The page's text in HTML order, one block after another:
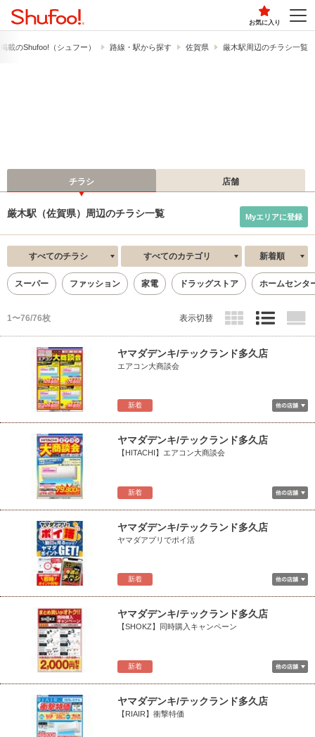
お気に入り
載の​Shufoo!​（シュフー） 路線・駅から探す 佐賀県 厳木駅周辺のチラシ一覧
チラシ 店舗
厳木駅（佐賀県）周辺のチラシ一覧 Myエリアに登録
すべてのチラシ すべてのカテゴリ 新着順
スーパー ファッション 家電 ドラッグストア ホームセンタ
1〜76/76枚 表示切替
新着
ヤマダデンキ/テックランド多久店
エアコン大商談会
新着
ヤマダデンキ/テックランド多久店
【HITACHI】エアコン大商談会
新着
ヤマダデンキ/テックランド多久店
ヤマダアプリでポイ活
新着
ヤマダデンキ/テックランド多久店
【SHOKZ】同時購入キャンペーン
ヤマダデンキ/テックランド多久店
【RIAIR】衝撃特価